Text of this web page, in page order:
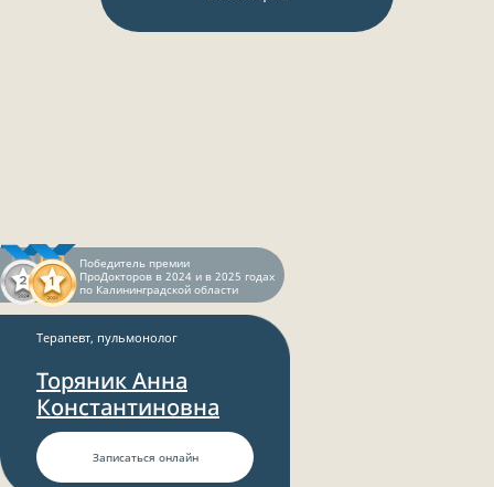
Терапевт, пульмонолог
Торяник Анна
Константиновна
Записаться онлайн
Победитель премии
ПроДокторов в 2024 и в 2025 годах
по Калининградской области